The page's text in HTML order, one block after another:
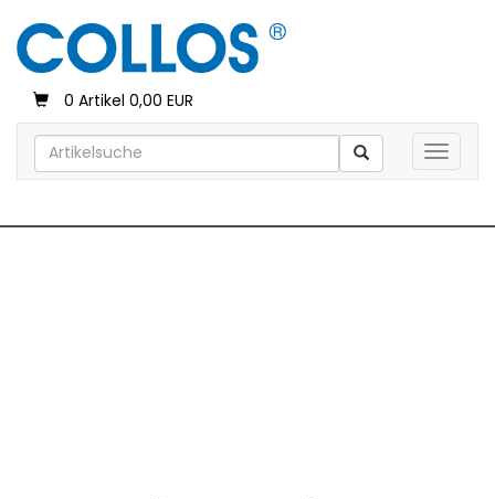
0 Artikel 0,00 EUR
Toggle